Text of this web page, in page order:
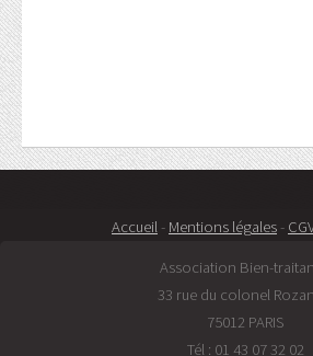
Accueil - Mentions légales -
Association Bien-
33 rue du colonel
75012 PARIS
Tél : 01 43 07 32 02